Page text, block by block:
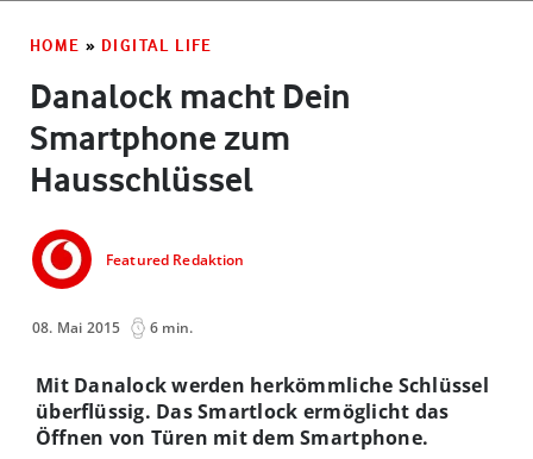
HOME » DIGITAL LIFE
Danalock macht Dein
Smartphone zum
Hausschlüssel
Featured Redaktion
08. Mai 2015 6 min.
Mit Danalock werden herkömmliche Schlüssel
überflüssig. Das Smartlock ermöglicht das
Öffnen von Türen mit dem Smartphone.